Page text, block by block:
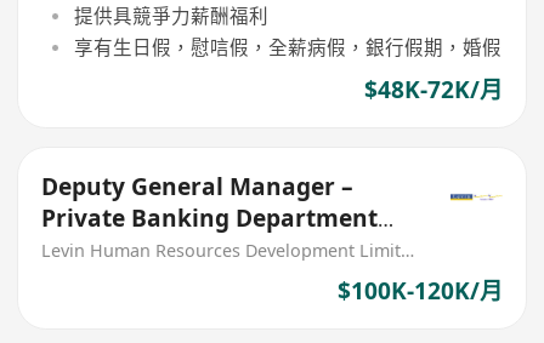
提供具競爭力薪酬福利
享有生日假，慰唁假，全薪病假，銀行假期，婚假
$48K-72K/月
Deputy General Manager –
Private Banking Department
(PRC Bank)
Levin Human Resources Development Limited
$100K-120K/月